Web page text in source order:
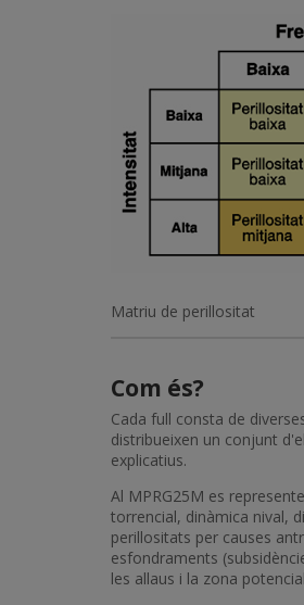
Matriu de perillositat
Com és?
Cada full consta de
distribueixen un conjunt
explicatius.
Al MPRG25M es
torrencial, dinàmica nival,
perillositats per causes
esfondraments
les allaus i la zona